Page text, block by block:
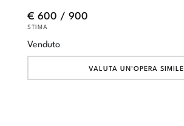
€ 600 / 900
STIMA
Venduto
VALUTA UN'OPERA SIMILE